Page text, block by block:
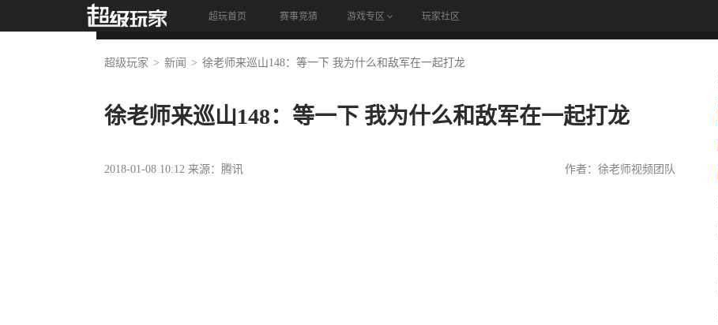
超玩首页 赛事竞猜 游戏专区 玩家社区
首页 视频 竞猜 论坛
超级玩家 新闻 徐老师来巡山148：等一下 我为什么和敌军在一起打龙
徐老师来巡山148：等一下 我为什么和敌军在一起打龙
2018-01-08 10:12 来源：腾讯 作者：徐老师视频团队